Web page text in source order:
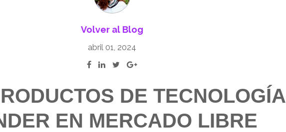
Volver al Blog
abril 01, 2024
DE TECNOLOGÍA
EN MERCADO LIBRE